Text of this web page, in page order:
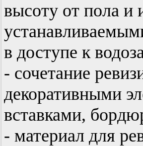
высоту от пола и
в доступе к
- сочетание
декоративными
вставками,
- материал для